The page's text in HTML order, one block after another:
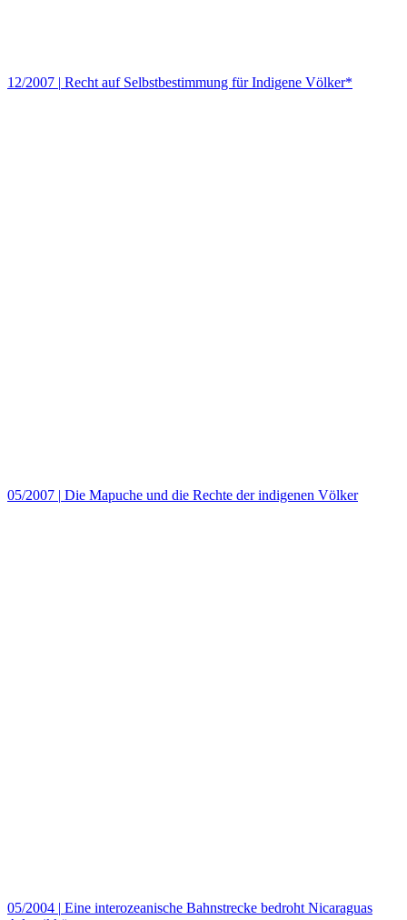
12/2007 | Recht auf Selbstbestimmung für Indigene Völker*
05/2007 | Die Mapuche und die Rechte der indigenen Völker
05/2004 | Eine interozeanische Bahnstrecke bedroht Nicaraguas